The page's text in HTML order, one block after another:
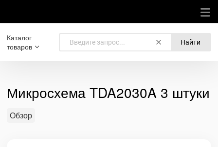
Каталог
товаров
Найти
Микросхема TDA2030A 3 штуки
Обзор